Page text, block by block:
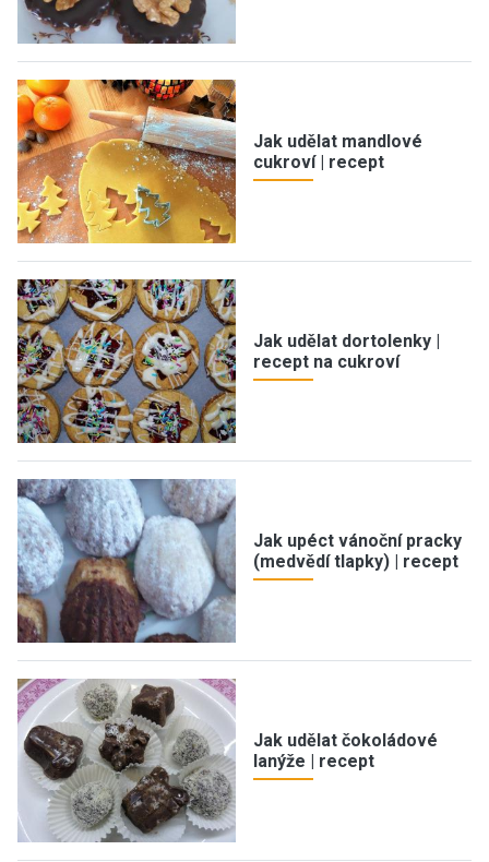
Jak udělat mandlové
cukroví | recept
Jak udělat dortolenky |
recept na cukroví
Jak upéct vánoční pracky
(medvědí tlapky) | recept
Jak udělat čokoládové
lanýže | recept